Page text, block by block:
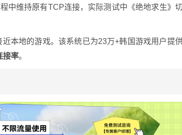
中维持原有TCP连接，实际测试中《绝地求生》切
本地的游戏。该系统已为23万+韩国游戏用户提
接率。